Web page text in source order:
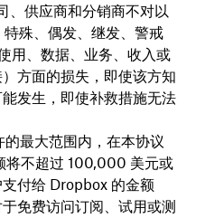
、供应商和分销商不对以
殊、偶发、继发、警戒
用、数据、业务、收入或
方面的损失，即使该方知
发生，即使补救措施无法
的最大范围内，在本协议
将不超过 100,000 美元或
付给 Dropbox 的金额
免费访问订阅、试用或测